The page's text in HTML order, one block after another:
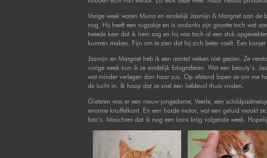
Vorige week waren Muna en eindelijk Jasmijn & Margriet aan de
nog. Hij heeft een rugzakje en is ondanks zijn grootte toch wat
tweede keer dat ik hem zag en hij was toch al een stuk
kunnen maken. Fijn om te zien dat hij zich beter voelt. Een kanjer
Jasmijn en Margriet heb ik een aantal weken niet gezien. Ze
vorige week kon ik ze eindelijk fotograferen. Wat een beauty’s.
wat minder verlegen dan haar zus. Op afstand lopen ze om me
de lucht in. Ik hoop dat ze snel een liefdevol thuis vinden.
Gisteren was er een nieuw jongedame, Veerle, een
enorme knuffelkont. En een harde motor, wat een geluid maakt
foto’s. Misschien dat ik nog een kans krijg volgende week.